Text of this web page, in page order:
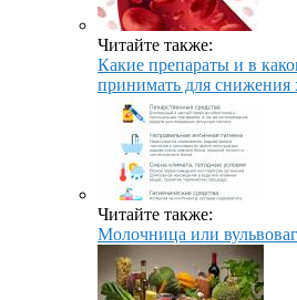
Читайте также:
Какие препараты и в
принимать для снижения
Читайте также:
Молочница или